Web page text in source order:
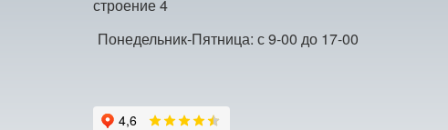
строение 4
Понедельник-Пятница: с 9-00 до 17-00